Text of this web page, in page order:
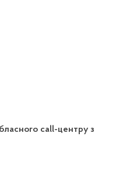
call-центру з